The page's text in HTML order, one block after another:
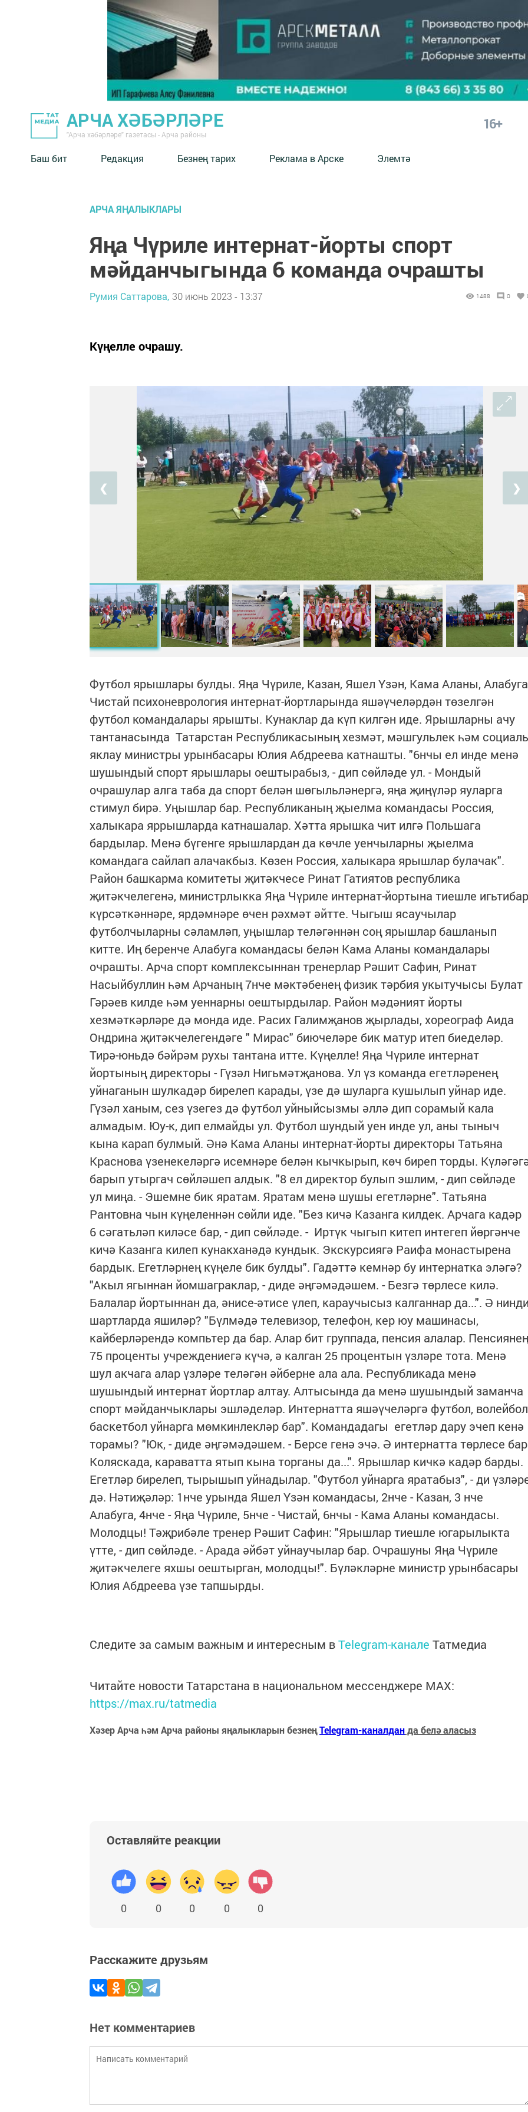
АРЧА ХӘБӘРЛӘРЕ
"Арча хәбәрләре" газетасы - Арча районы
16+
Баш бит Редакция Безнең тарих Реклама в Арске Элемтә
АРЧА ЯҢАЛЫКЛАРЫ
Яңа Чүриле интернат-йорты спорт
мәйданчыгында 6 команда очрашты
Румия Саттарова, 30 июнь 2023 - 13:37 1488 0
Күңелле очрашу.
❮ ❯
Футбол ярышлары булды. Яңа Чүриле, Казан, Яшел Үзән, Кама Аланы,
Чистай психоневрология интернат-йортларында яшәүчеләрдән төзелгән
футбол командалары ярышты. Кунаклар да күп килгән иде. Ярышларны ачу
тантанасында Татарстан Республикасының хезмәт, мәшгульлек һәм социаль
яклау министры урынбасары Юлия Абдреева катнашты. "6нчы ел инде менә
шушындый спорт ярышлары оештырабыз, - дип сөйләде ул. - Мондый
очрашулар алга таба да спорт белән шөгыльләнергә, яңа җиңүләр яуларга
стимул бирә. Уңышлар бар. Республиканың җыелма командасы Россия,
халыкара яррышларда катнашалар. Хәтта ярышка чит илгә Польшага
бардылар. Менә бүгенге ярышлардан да көчле уенчыларны җыелма
командага сайлап алачакбыз. Көзен Россия, халыкара ярышлар булачак".
Район башкарма комитеты җитәкчесе Ринат Гатиятов республика
җитәкчелегенә, министрлыкка Яңа Чүриле интернат-йортына тиешле игьтибар
күрсәткәннәре, ярдәмнәре өчен рәхмәт әйтте. Чыгыш ясаучылар
футболчыларны сәламләп, уңышлар теләгәннән соң ярышлар башланып
китте. Иң беренче Алабуга командасы белән Кама Аланы командалары
очрашты. Арча спорт комплексыннан тренерлар Рәшит Сафин, Ринат
Насыйбуллин һәм Арчаның 7нче мәктәбенең физик тәрбия укытучысы Булат
Гәрәев килде һәм уеннарны оештырдылар. Район мәдәният йорты
хезмәткәрләре дә монда иде. Расих Галимҗанов җырлады, хореограф Аида
Ондрина җитәкчелегендәге " Мирас" биючеләре бик матур итеп биеделәр.
Тирә-юньдә бәйрәм рухы тантана итте. Күңелле! Яңа Чүриле интернат
йортының директоры - Гүзәл Нигьмәтҗанова. Ул үз команда егетләренең
уйнаганын шулкадәр бирелеп карады, үзе дә шуларга кушылып уйнар иде.
Гүзәл ханым, сез үзегез дә футбол уйныйсызмы әллә дип сорамый кала
алмадым. Юу-к, дип елмайды ул. Футбол шундый уен инде ул, аны тыныч
кына карап булмый. Әнә Кама Аланы интернат-йорты директоры Татьяна
Краснова үзенекеләргә исемнәре белән кычкырып, көч биреп торды.
барып утыргач сөйләшеп алдык. "8 ел директор булып эшлим, - дип сөйләде
ул миңа. - Эшемне бик яратам. Яратам менә шушы егетләрне". Татьяна
Рантовна чын күңеленнән сөйли иде. "Без кичә Казанга килдек. Арчага кадәр
6 сәгатьләп киләсе бар, - дип сөйләде. - Иртүк чыгып китеп интегеп йөргәнче
кичә Казанга килеп кунакханәдә кундык. Экскурсиягә Раифа монастырена
бардык. Егетләрнең күңеле бик булды". Гадәттә кемнәр бу интернатка эләгә?
"Акыл ягыннан йомшаграклар, - диде әңгәмәдәшем. - Безгә төрлесе килә.
Балалар йортыннан да, әнисе-әтисе үлеп, караучысыз калганнар да...". Ә
шартларда яшиләр? "Бүлмәдә телевизор, телефон, кер юу машинасы,
кайберләрендә компьтер да бар. Алар бит группада, пенсия алалар. Пенсиянең
75 проценты учреждениегә күчә, ә калган 25 процентын үзләре тота. Менә
шул акчага алар үзләре теләгән әйберне ала ала. Республикада менә
шушындый интернат йортлар алтау. Алтысында да менә шушындый заманча
спорт мәйданчыклары эшләделәр. Интернатта яшәүчеләргә футбол,
баскетбол уйнарга мөмкинлекләр бар". Командадагы егетләр дару эчеп кенә
торамы? "Юк, - диде әңгәмәдәшем. - Берсе генә эчә. Ә интернатта төрлесе
Коляскада, караватта ятып кына торганы да...". Ярышлар кичкә кадәр барды.
Егетләр бирелеп, тырышып уйнадылар. "Футбол уйнарга яратабыз", - ди
дә. Нәтиҗәләр: 1нче урында Яшел Үзән командасы, 2нче - Казан, 3 нче
Алабуга, 4нче - Яңа Чүриле, 5нче - Чистай, 6нчы - Кама Аланы командасы.
Молодцы! Тәҗрибәле тренер Рәшит Сафин: "Ярышлар тиешле югарылыкта
үтте, - дип сөйләде. - Арада әйбәт уйнаучылар бар. Очрашуны Яңа Чүриле
җитәкчелеге яхшы оештырган, молодцы!". Бүләкләрне министр урынбасары
Юлия Абдреева үзе тапшырды.
Следите за самым важным и интересным вTelegram-канале Татмедиа
Читайте новости Татарстана в национальном мессенджере MАХ:
https://max.ru/tatmedia
Хәзер Арча һәм Арча районы яңалыкларын безнеңTelegram-каналданда белә аласыз
Оставляйте реакции
0 0 0 0 0
Расскажите друзьям
Нет комментариев